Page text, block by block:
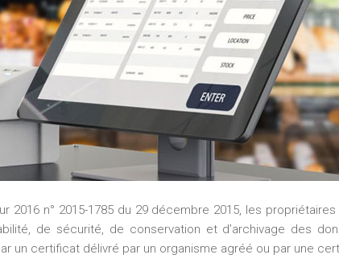
2016 n° 2015-1785 du 29 décembre 2015, les
de sécurité, de conservation et d’archivage des
certificat délivré par un organisme agréé ou par une